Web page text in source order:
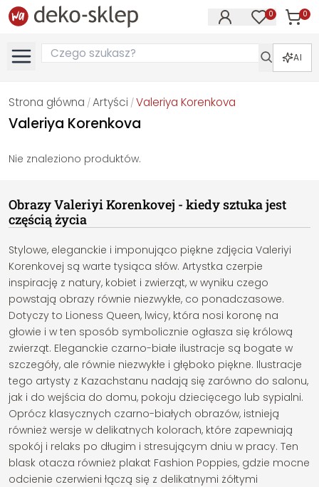
0 0
AI
Strona główna /Artyści /Valeriya Korenkova
Valeriya Korenkova
Nie znaleziono produktów.
Obrazy Valeriyi Korenkovej - kiedy sztuka jest
częścią życia
Stylowe, eleganckie i imponująco piękne zdjęcia Valeriyi
Korenkovej są warte tysiąca słów. Artystka czerpie
inspirację z natury, kobiet i zwierząt, w wyniku czego
powstają obrazy równie niezwykłe, co ponadczasowe.
Dotyczy to Lioness Queen, lwicy, która nosi koronę na
głowie i w ten sposób symbolicznie ogłasza się królową
zwierząt. Eleganckie czarno-białe ilustracje są bogate w
szczegóły, ale równie niezwykłe i głęboko piękne. Ilustracje
tego artysty z Kazachstanu nadają się zarówno do salonu,
jak i do wejścia do domu, pokoju dziecięcego lub sypialni.
Oprócz klasycznych czarno-białych obrazów, istnieją
również wersje w delikatnych kolorach, które zapewniają
spokój i relaks po długim i stresującym dniu w pracy. Ten
blask otacza również plakat Fashion Poppies, gdzie mocne
odcienie czerwieni łączą się z delikatnymi żółtymi